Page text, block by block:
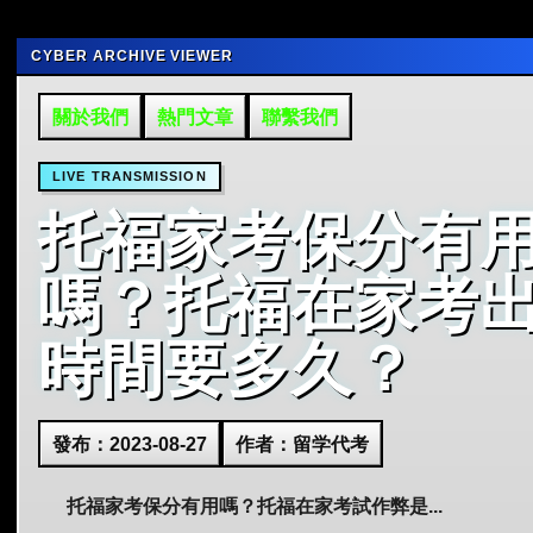
CYBER ARCHIVE VIEWER
關於我們 熱門文章 聯繫我們
LIVE TRANSMISSION
托福家考保分有
嗎？托福在家考
時間要多久？
發布：2023-08-27 作者：留学代考
托福家考保分有用嗎？托福在家考試作弊是...